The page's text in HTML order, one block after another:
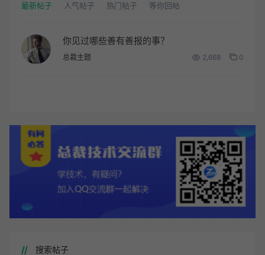
最新帖子 人气帖子 热门帖子 等你回帖
你见过哪些善有善报的事？
总裁主题 2,668 0
搜索帖子